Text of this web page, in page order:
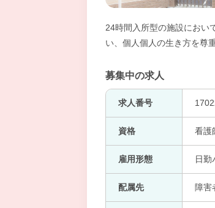
24時間入所型の施設におい
い、個人個人の生き方を尊
募集中の求人
求人番号
資格 看護
雇用形態 日勤
配属先 障害